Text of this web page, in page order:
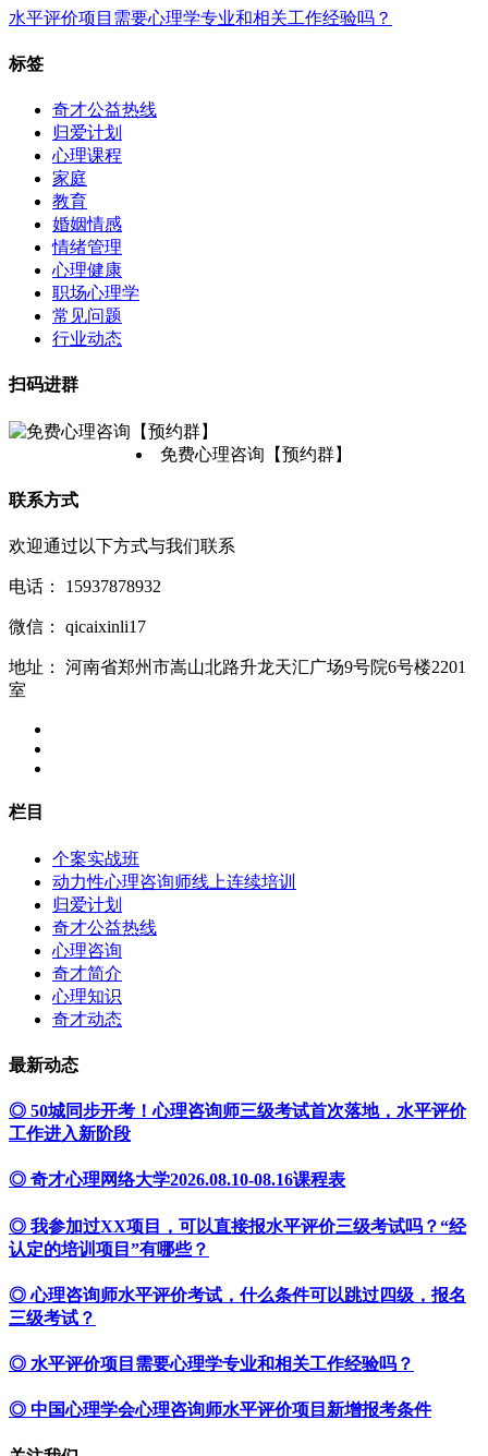
水平评价项目需要心理学专业和相关工作经验吗？
标签
奇才公益热线
归爱计划
心理课程
家庭
教育
婚姻情感
情绪管理
心理健康
职场心理学
常见问题
行业动态
扫码进群
免费心理咨询【预约群】
联系方式
欢迎通过以下方式与我们联系
电话： 15937878932
微信： qicaixinli17
地址：
河南省郑州市嵩山北路升龙天汇广场9号院6号楼2201
室
栏目
个案实战班
动力性心理咨询师线上连续培训
归爱计划
奇才公益热线
心理咨询
奇才简介
心理知识
奇才动态
最新动态
◎ 50城同步开考！心理咨询师三级考试首次落地，水平评价
工作进入新阶段
◎ 奇才心理网络大学2026.08.10-08.16课程表
◎ 我参加过XX项目，可以直接报水平评价三级考试吗？“经
认定的培训项目”有哪些？
◎ 心理咨询师水平评价考试，什么条件可以跳过四级，报名
三级考试？
◎ 水平评价项目需要心理学专业和相关工作经验吗？
◎ 中国心理学会心理咨询师水平评价项目新增报考条件